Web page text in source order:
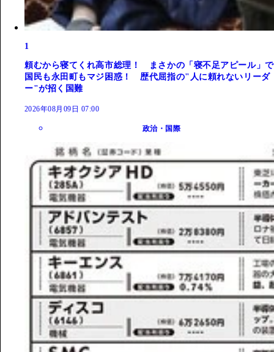
1
頼むから寝てくれ高市総理！ まさかの「寝不足アピール」で
国民も永田町もマジ困惑！ 歴代屈指の"人に頼れないリーダ
ー"が招く国難
2026年08月09日 07:00
政治・国際